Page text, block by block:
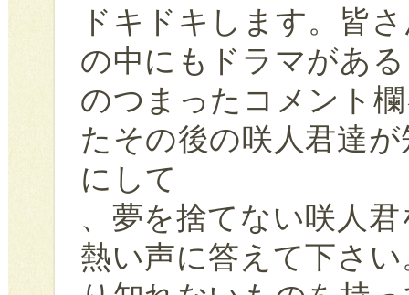
ドキドキします。皆
の中にもドラマがあ
のつまったコメント
たその後の咲人君達
にして
、夢を捨てない咲人
熱い声に答えて下さ